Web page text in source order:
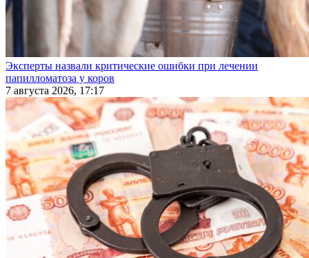
Эксперты назвали критические ошибки при лечении
папилломатоза у коров
7 августа 2026, 17:17